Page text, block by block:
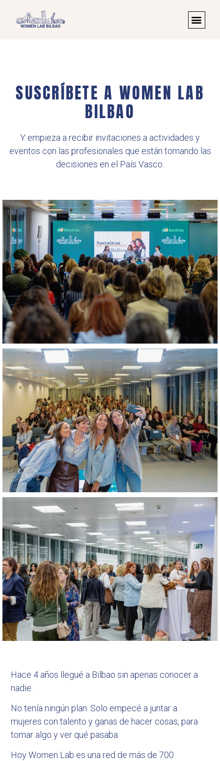
SUSCRÍBETE A WOMEN LAB
BILBAO
Y empieza a recibir invitaciones a actividades y
eventos con las profesionales que están tomando las
decisiones en el País Vasco.
Hace 4 años llegué a Bilbao sin apenas conocer a
nadie.
No tenía ningún plan. Solo empecé a juntar a
mujeres con talento y ganas de hacer cosas, para
tomar algo y ver qué pasaba.
Hoy Women Lab es una red de más de 700